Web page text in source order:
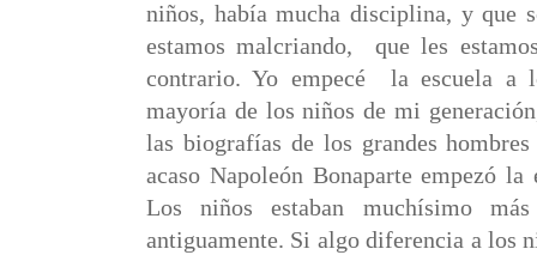
niños, había mucha disciplina, y que
estamos malcriando,
que les
contrario. Yo empecé
la escuela a
mayoría de los niños de mi
las biografías de los grandes
acaso Napoleón Bonaparte empezó la
Los niños estaban muchísimo
antiguamente. Si algo diferencia a los